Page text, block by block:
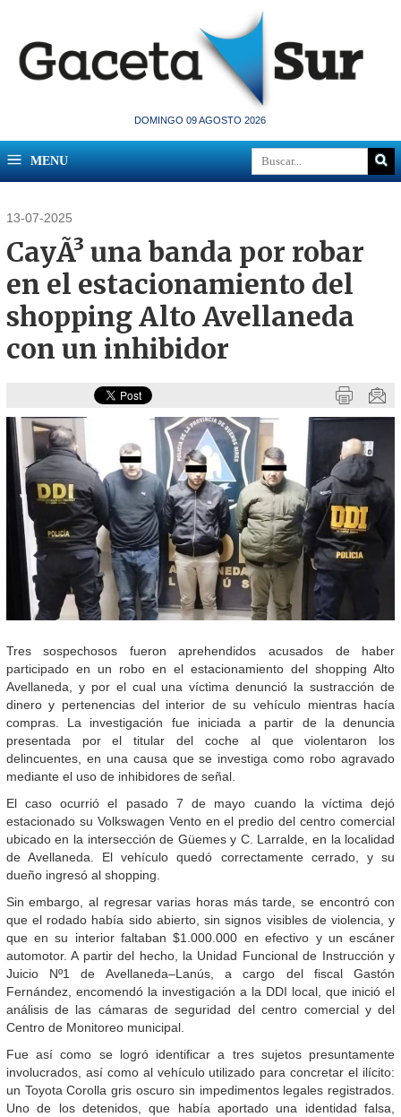
DOMINGO 09 AGOSTO 2026
MENU
13-07-2025
CayÃ³ una banda por robar
en el estacionamiento del
shopping Alto Avellaneda
con un inhibidor
Tres sospechosos fueron aprehendidos acusados de haber
participado en un robo en el estacionamiento del shopping Alto
Avellaneda, y por el cual una víctima denunció la sustracción de
dinero y pertenencias del interior de su vehículo mientras hacía
compras. La investigación fue iniciada a partir de la denuncia
presentada por el titular del coche al que violentaron los
delincuentes, en una causa que se investiga como robo agravado
mediante el uso de inhibidores de señal.
El caso ocurrió el pasado 7 de mayo cuando la víctima dejó
estacionado su Volkswagen Vento en el predio del centro comercial
ubicado en la intersección de Güemes y C. Larralde, en la localidad
de Avellaneda. El vehículo quedó correctamente cerrado, y su
dueño ingresó al shopping.
Sin embargo, al regresar varias horas más tarde, se encontró con
que el rodado había sido abierto, sin signos visibles de violencia, y
que en su interior faltaban $1.000.000 en efectivo y un escáner
automotor. A partir del hecho, la Unidad Funcional de Instrucción y
Juicio Nº1 de Avellaneda–Lanús, a cargo del fiscal Gastón
Fernández, encomendó la investigación a la DDI local, que inició el
análisis de las cámaras de seguridad del centro comercial y del
Centro de Monitoreo municipal.
Fue así como se logró identificar a tres sujetos presuntamente
involucrados, así como al vehículo utilizado para concretar el ilícito:
un Toyota Corolla gris oscuro sin impedimentos legales registrados.
Uno de los detenidos, que había aportado una identidad falsa,